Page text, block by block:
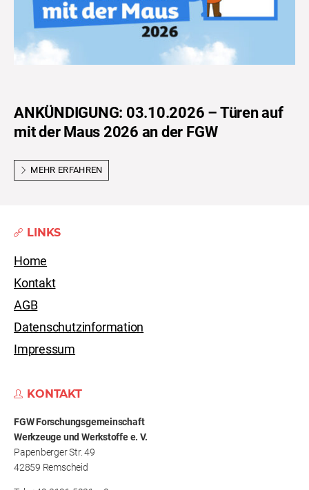
ANKÜNDIGUNG: 03.10.2026 – Türen auf
mit der Maus 2026 an der FGW
MEHR ERFAHREN
LINKS
Home
Kontakt
AGB
Datenschutzinformation
Impressum
KONTAKT
FGW Forschungs­gemeinschaft
Werkzeuge und Werkstoffe e. V.
Papenberger Str. 49
42859 Remscheid